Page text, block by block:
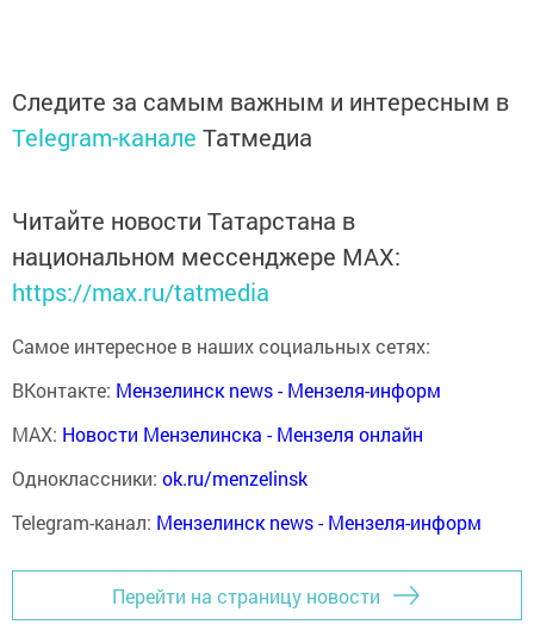
Следите за самым важным и интересным в
Telegram-канале Татмедиа
Читайте новости Татарстана в
национальном мессенджере MАХ:
https://max.ru/tatmedia
Самое интересное в наших социальных сетях:
ВКонтакте: Мензелинск news - Мензеля-информ
MAX: Новости Мензелинска - Мензеля онлайн
Одноклассники: ok.ru/menzelinsk
Telegram-канал: Мензелинск news - Мензеля-информ
Перейти на страницу новости